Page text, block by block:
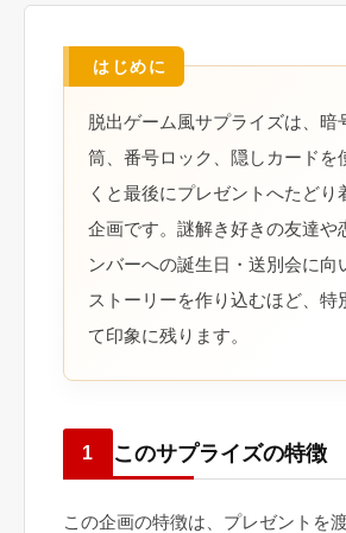
脱出ゲーム風サプライズは、暗
筒、番号ロック、隠しカードを
くと最後にプレゼントへたどり
企画です。謎解き好きの友達や
ンバーへの誕生日・送別会に向
ストーリーを作り込むほど、特
て印象に残ります。
1 このサプライズの特徴
この企画の特徴は、プレゼントを